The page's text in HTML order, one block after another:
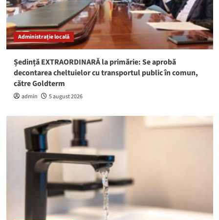
Administrație locală
Ședință EXTRAORDINARĂ la primărie: Se aprobă
decontarea cheltuielor cu transportul public în comun,
către Goldterm
admin 5 august 2026